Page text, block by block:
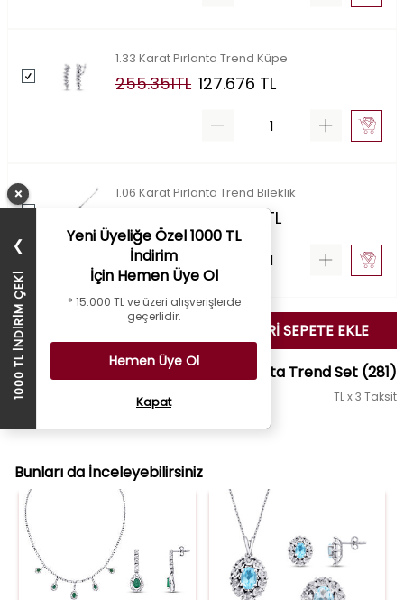
1.33 Karat Pırlanta Trend Küpe
255.351TL 127.676 TL
1.06 Karat Pırlanta Trend Bileklik
TL
SEÇİLENLERİ SEPETE EKLE
5.30 Karat Pırlanta Trend Set (281)
TL x 3 Taksit
Bunları da İnceleyebilirsiniz
×
❯
1000 TL İNDİRİM ÇEKİ
Yeni Üyeliğe Özel 1000 TL
İndirim
İçin Hemen Üye Ol
* 15.000 TL ve üzeri alışverişlerde
geçerlidir.
Hemen Üye Ol
Kapat